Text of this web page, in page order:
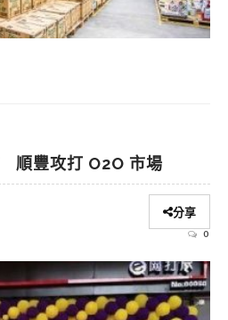
順豐攻打 O2O 市場
分享
0